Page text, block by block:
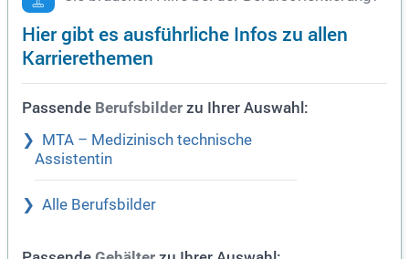
Hier gibt es ausführliche Infos zu allen
Karrierethemen
Passende Berufsbilder zu Ihrer Auswahl:
MTA – Medizinisch technische
Assistentin
Alle Berufsbilder